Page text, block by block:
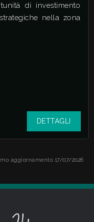
di investimento
nella zona
DETTAGLI
aggiornamento 17/07/2026